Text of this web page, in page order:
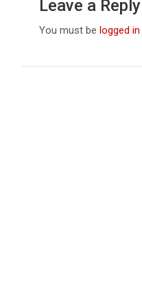
Leave a Reply
You must be logged in